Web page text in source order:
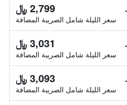
2,799 ﷼
سعر الليلة شامل الصريبة المضافة
3,031 ﷼
سعر الليلة شامل الصريبة المضافة
3,093 ﷼
سعر الليلة شامل الصريبة المضافة